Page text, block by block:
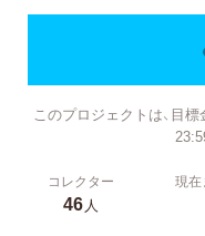
このプロジェクトは、目
コレクター
46人
現